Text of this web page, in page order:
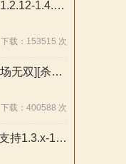
士兵编辑器【1.2.12-1.4.6】【支持DLC】（可视化自定义兵种\创建兵种\创造兵种mod）
下载：153515 次
嗜血 [原创][战场无双][杀人成长][NPC养成][支持DLC]
下载：400588 次
BLSE启动器[支持1.3.x-1.0.0]兼容性评分！